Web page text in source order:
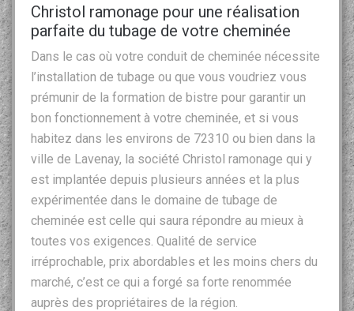
Christol ramonage pour une réalisation
parfaite du tubage de votre cheminée
Dans le cas où votre conduit de cheminée nécessite
l’installation de tubage ou que vous voudriez vous
prémunir de la formation de bistre pour garantir un
bon fonctionnement à votre cheminée, et si vous
habitez dans les environs de 72310 ou bien dans la
ville de Lavenay, la société Christol ramonage qui y
est implantée depuis plusieurs années et la plus
expérimentée dans le domaine de tubage de
cheminée est celle qui saura répondre au mieux à
toutes vos exigences. Qualité de service
irréprochable, prix abordables et les moins chers du
marché, c’est ce qui a forgé sa forte renommée
auprès des propriétaires de la région.